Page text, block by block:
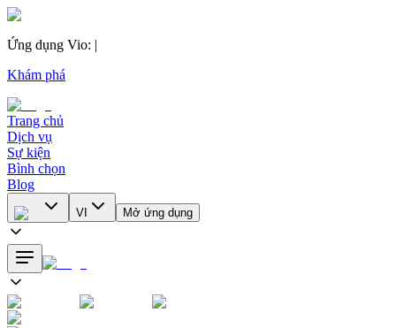
Ứng dụng Vio: |
Khám phá
Trang chủ
Dịch vụ
Sự kiện
Bình chọn
Blog
VI Mở ứng dụng